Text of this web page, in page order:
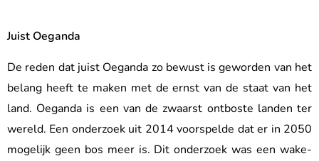
Juist Oeganda
De reden dat juist Oeganda zo bewust is geworden van het
belang heeft te maken met de ernst van de staat van het
land. Oeganda is een van de zwaarst ontboste landen ter
wereld. Een onderzoek uit 2014 voorspelde dat er in 2050
mogelijk geen bos meer is. Dit onderzoek was een wake-